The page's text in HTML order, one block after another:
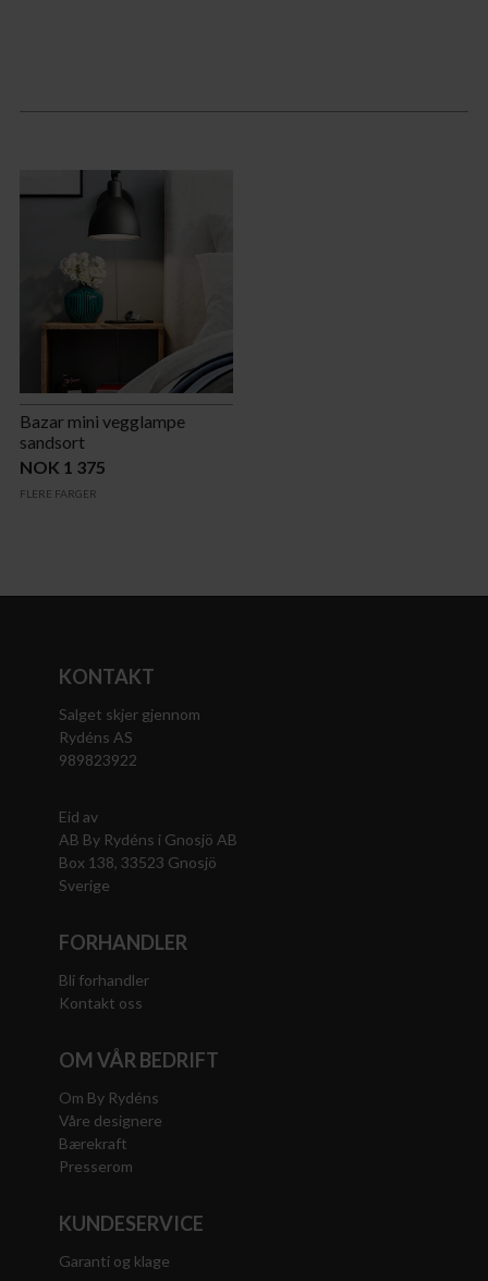
Bazar mini vegglampe
sandsort
NOK 1 375
FLERE FARGER
KONTAKT
Salget skjer gjennom
Rydéns AS
989823922
Eid av
AB By Rydéns i Gnosjö AB
Box 138, 33523 Gnosjö
Sverige
FORHANDLER
Bli forhandler
Kontakt oss
OM VÅR BEDRIFT
Om By Rydéns
Våre designere
Bærekraft
Presserom
KUNDESERVICE
Garanti og klage